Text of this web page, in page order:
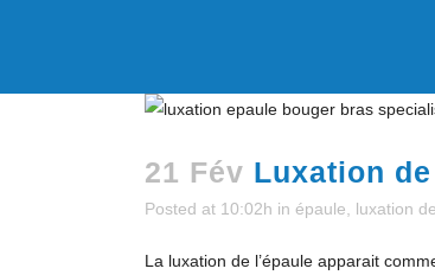
21 Fév Luxation
Posted at 10:02h in épaule luxation
La luxation de l’épaule apparait